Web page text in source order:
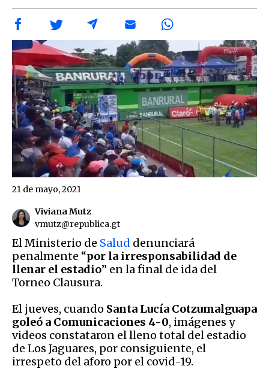
Viviana Mutz
vmutz@republica.gt
21 de mayo, 2021
El Ministerio de Salud denunciará
penalmente “por la irresponsabilidad de
llenar el estadio” en la final de ida del
Torneo Clausura.
El jueves, cuando Santa Lucía Cotzumalguapa
goleó a Comunicaciones 4-0, imágenes y
videos constataron el lleno total del estadio
de Los Jaguares, por consiguiente, el
irrespeto del aforo por el covid-19.